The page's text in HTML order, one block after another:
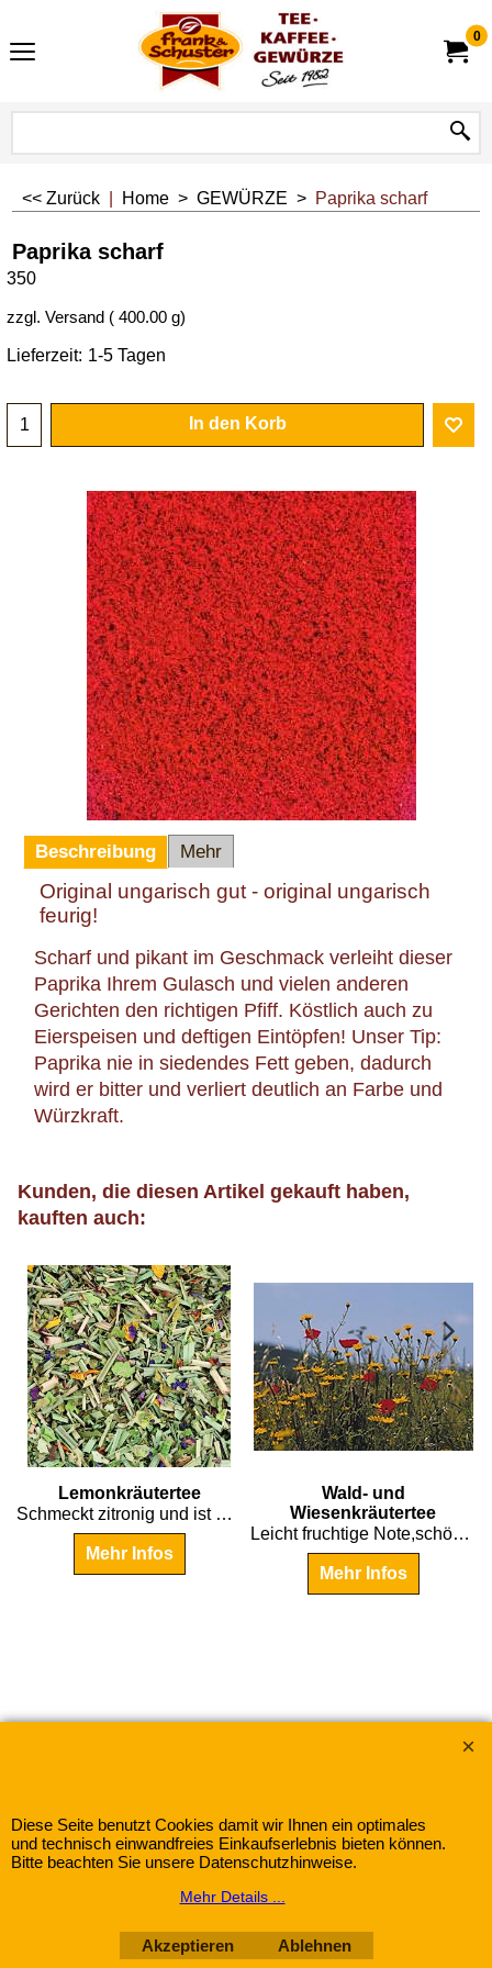
0
<< Zurück Home > GEWÜRZE > Paprika scharf
Paprika scharf
350
zzgl. Versand 400.00 g
Lieferzeit: 1-5 Tagen
In den Korb
Beschreibung Mehr
Original ungarisch gut - original ungarisch
feurig!
Scharf und pikant im Geschmack verleiht dieser
Paprika Ihrem Gulasch und vielen anderen
Gerichten den richtigen Pfiff. Köstlich auch zu
Eierspeisen und deftigen Eintöpfen! Unser Tip:
Paprika nie in siedendes Fett geben, dadurch
wird er bitter und verliert deutlich an Farbe und
Würzkraft.
Kunden, die diesen Artikel gekauft haben,
kauften auch:
€ 5.35
Lemonkräutertee
€ 7.45
Wald- und
Wiesenkräutertee
Schuster"
WebShop erstellt mit
ShopFactory Shop
Diese Seite benutzt Cookies damit wir Ihnen ein optimales
und technisch einwandfreies Einkaufserlebnis bieten können.
Bitte beachten Sie unsere Datenschutzhinweise.
Mehr Details ...
Akzeptieren Ablehnen